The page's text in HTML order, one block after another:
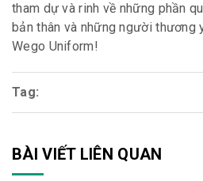
tham dự và rinh về những phần
bản thân và những người thương
Wego Uniform!
Tag:
BÀI VIẾT LIÊN QUAN